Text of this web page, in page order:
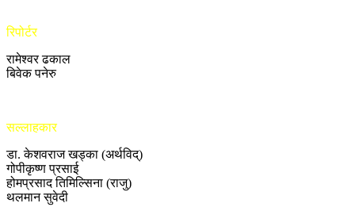
रिपोर्टर
रामेश्वर ढकाल
बिवेक पनेरु
सल्लाहकार
डा. केशवराज खड्का (अर्थविद्)
गोपीकृष्ण प्रसाई
होमप्रसाद तिमिल्सिना (राजु)
थलमान सुवेदी